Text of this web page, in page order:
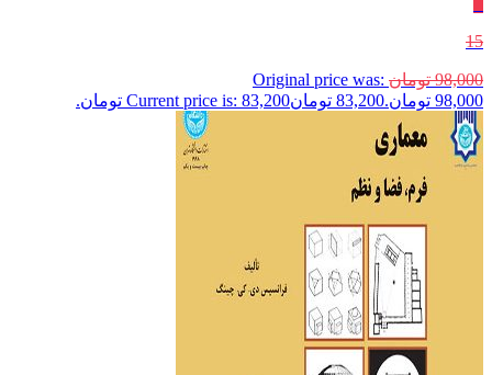
15
98,000 تومان Original price was:
98,000 تومان.
83,200 تومانCurrent price is: 83,200 تومان.